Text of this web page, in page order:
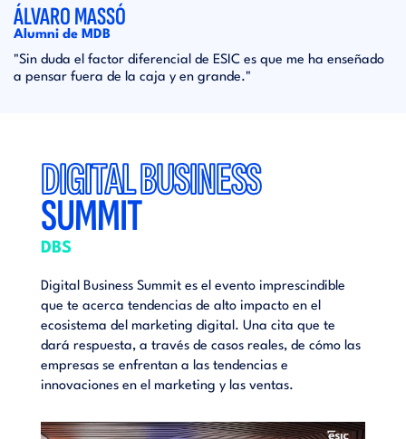
ÁLVARO MASSÓ
Alumni de MDB
"Sin duda el factor diferencial de ESIC es que me ha enseñado
a pensar fuera de la caja y en grande."
DIGITAL BUSINESS
SUMMIT
DBS
Digital Business Summit es el evento imprescindible
que te acerca tendencias de alto impacto en el
ecosistema del marketing digital. Una cita que te
dará respuesta, a través de casos reales, de cómo las
empresas se enfrentan a las tendencias e
innovaciones en el marketing y las ventas.